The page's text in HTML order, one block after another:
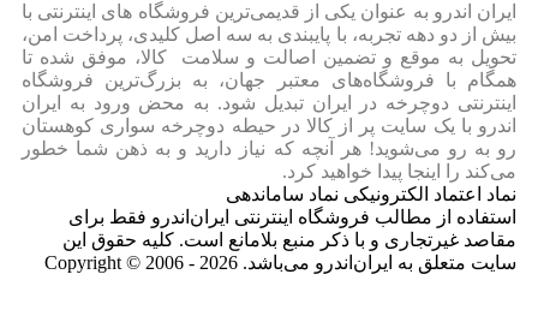
ایران‌ اندرو به عنوان یکی از قدیمی‌ترین فروشگاه های اینترنتی با
بیش از دو دهه تجربه، با پایبندی به سه اصل کلیدی، پرداخت امن،
تحویل به موقع و تضمین اصالت و سلامت کالا، موفق شده تا
همگام با فروشگاه‌های معتبر جهان، به بزرگ‌ترین فروشگاه
اینترنتی دوچرخه در ایران تبدیل شود. به محض ورود به ایران‌
اندرو با یک سایت پر از کالا در حیطه دوچرخه سواری کوهستان
رو به رو می‌شوید! هر آنچه که نیاز دارید و به ذهن شما خطور
می‌کند را اینجا پیدا خواهید کرد.
نماد اعتماد الکترونیکی نماد ساماندهی
استفاده از مطالب فروشگاه اینترنتی ایران‌اندرو فقط برای
مقاصد غیرتجاری و با ذکر منبع بلامانع است. کلیه حقوق این
سایت متعلق به ایران‌اندرو می‌باشد. Copyright © 2006 - 2026